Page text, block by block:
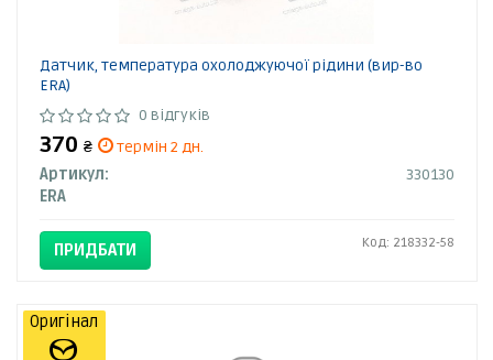
Датчик, температура охолоджуючої рідини (вир-во
ERA)
0 відгуків
370 ₴
термін 2 дн.
Артикул:
330130
ERA
ПРИДБАТИ Код: 218332-58
Оригінал